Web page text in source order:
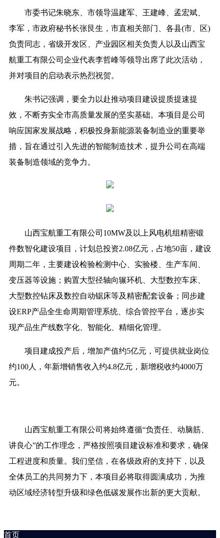
市委书记朱晓东、市领导温建军、王建峰、孟宏斌、
李军，市政府秘书长张艮生，市直相关部门、各县(市、区)
负责同志，省级开发区、产业园区相关负责人以及山西宝
航重工有限公司企业代表李哲峰等领导出席了此次活动，
并对项目的启动表示热烈祝贺。
朱书记强调，要全力以赴推动项目建设提质提速提
效，不断夯实全市高质量发展的坚实基础。本项目是公司
响应国家发展战略，积极投身新能源装备制造业的重要举
措，旨在通过引入先进的智能制造技术，提升公司在高端
装备制造领域的竞争力。
山西宝航重工有限公司10MW及以上风电机组精密锻
件数智化建设项目，计划总投资2.08亿元，占地50亩，建设
周期二年，主要建设检验检测中心、实验楼、生产车间、
变压器等设施；购置大型径轴向辗环机、大型数控车床、
大型数控钻床及数控自动锯床等及精密配套设备；同步建
设ERP产品全生命周期管理系统、综合管控平台，逐步实
现产品生产线数字化、智能化、精细化管理。
项目建成投产后，增加产值约5亿元，可提供就业岗位
约100人，年新增销售收入约4.8亿元，新增税收约4000万
元。
山西宝航重工有限公司将始终遵循“负责任、动脑筋、
讲良心”的工作理念，严格按照项目建设标准和要求，确保
工程进度和质量。我们坚信，在各级政府的支持下，以及
全体员工的共同努力下，本项目必将取得圆满成功，为推
动区域经济转型升级和绿色低碳发展作出新的更大贡献。
首页